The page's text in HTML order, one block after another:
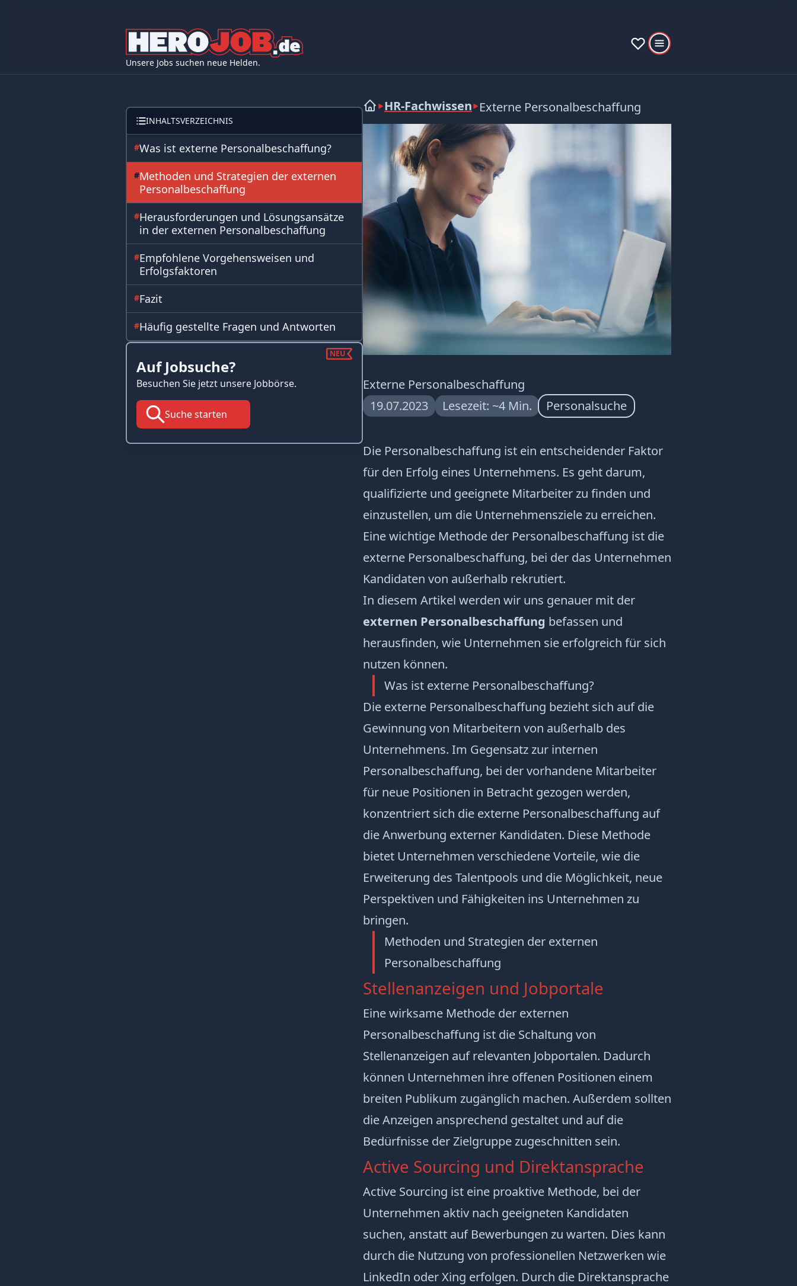
Unsere Jobs suchen neue Helden.
HR-Fachwissen Externe Personalbeschaffung
Externe Personalbeschaffung
19.07.2023
Lesezeit: ~4 Min. Personalsuche
Die Personalbeschaffung ist ein entscheidender Faktor
für den Erfolg eines Unternehmens. Es geht darum,
qualifizierte und geeignete Mitarbeiter zu finden und
einzustellen, um die Unternehmensziele zu erreichen.
Eine wichtige Methode der Personalbeschaffung ist die
externe Personalbeschaffung, bei der das Unternehmen
Kandidaten von außerhalb rekrutiert.
In diesem Artikel werden wir uns genauer mit der
externen Personalbeschaffung befassen und
herausfinden, wie Unternehmen sie erfolgreich für sich
nutzen können.
Was ist externe Personalbeschaffung?
Die externe Personalbeschaffung bezieht sich auf die
Gewinnung von Mitarbeitern von außerhalb des
Unternehmens. Im Gegensatz zur internen
Personalbeschaffung, bei der vorhandene Mitarbeiter
für neue Positionen in Betracht gezogen werden,
konzentriert sich die externe Personalbeschaffung auf
die Anwerbung externer Kandidaten. Diese Methode
bietet Unternehmen verschiedene Vorteile, wie die
Erweiterung des Talentpools und die Möglichkeit, neue
Perspektiven und Fähigkeiten ins Unternehmen zu
bringen.
Methoden und Strategien der externen
Personalbeschaffung
Stellenanzeigen und Jobportale
Eine wirksame Methode der externen
Personalbeschaffung ist die Schaltung von
Stellenanzeigen auf relevanten Jobportalen. Dadurch
können Unternehmen ihre offenen Positionen einem
breiten Publikum zugänglich machen. Außerdem sollten
die Anzeigen ansprechend gestaltet und auf die
Bedürfnisse der Zielgruppe zugeschnitten sein.
Active Sourcing und Direktansprache
Active Sourcing ist eine proaktive Methode, bei der
Unternehmen aktiv nach geeigneten Kandidaten
suchen, anstatt auf Bewerbungen zu warten. Dies kann
durch die Nutzung von professionellen Netzwerken wie
LinkedIn oder Xing erfolgen. Durch die Direktansprache
INHALTSVERZEICHNIS
#Was ist externe Personalbeschaffung?
#Methoden und Strategien der externen
Personalbeschaffung
#Herausforderungen und Lösungsansätze
in der externen Personalbeschaffung
#Empfohlene Vorgehensweisen und
Erfolgsfaktoren
#Fazit
#Häufig gestellte Fragen und Antworten
NEU
Auf Jobsuche?
Besuchen Sie jetzt unsere Jobbörse.
Suche starten